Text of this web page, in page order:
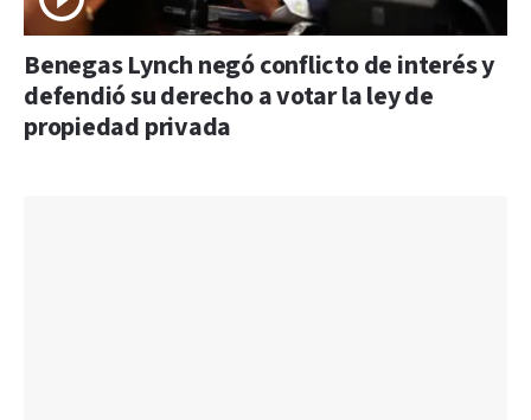
Benegas Lynch negó conflicto de interés y
defendió su derecho a votar la ley de
propiedad privada